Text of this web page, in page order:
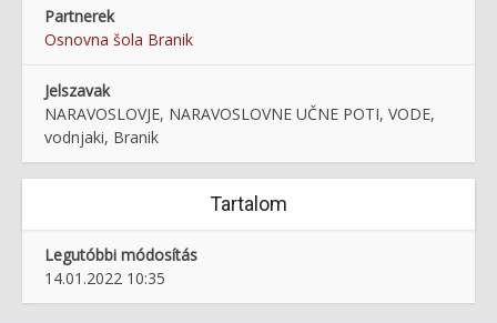
Partnerek
Osnovna šola Branik
Jelszavak
NARAVOSLOVJE, NARAVOSLOVNE UČNE POTI, VODE,
vodnjaki, Branik
Tartalom
Legutóbbi módosítás
14.01.2022 10:35